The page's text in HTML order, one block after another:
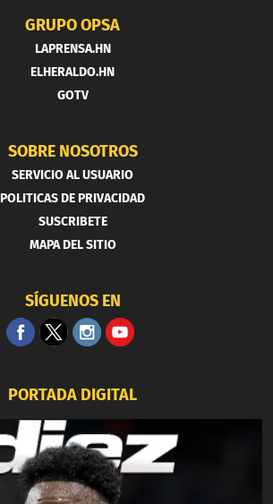
GRUPO OPSA
LAPRENSA.HN
ELHERALDO.HN
GOTV
SOBRE NOSOTROS
SERVICIO AL USUARIO
POLITICAS DE PRIVACIDAD
SUSCRIBETE
MAPA DEL SITIO
SÍGUENOS EN
PORTADA DIGITAL